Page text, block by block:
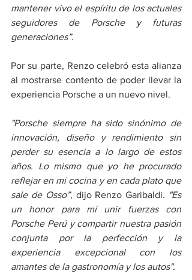
mantener vivo el espíritu de los actuales
seguidores de Porsche y futuras
generaciones”.
Por su parte, Renzo celebró esta alianza
al mostrarse contento de poder llevar la
experiencia Porsche a un nuevo nivel.
"Porsche siempre ha sido sinónimo de
innovación, diseño y rendimiento sin
perder su esencia a lo largo de estos
años. Lo mismo que yo he procurado
reflejar en mi cocina y en cada plato que
sale de Osso”, dijo Renzo Garibaldi. "Es
un honor para mí unir fuerzas con
Porsche Perú y compartir nuestra pasión
conjunta por la perfección y la
experiencia excepcional con los
amantes de la gastronomía y los autos".